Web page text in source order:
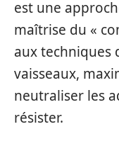
est une
maîtrise du «
aux techniques
vaisseaux,
neutraliser les
résister.